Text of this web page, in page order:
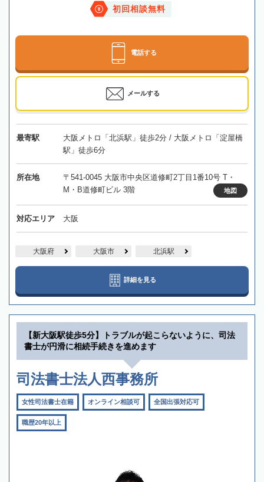
初回相談無料
電話する
メールする
最寄駅
大阪メトロ「北浜駅」徒歩2分 / 大阪メトロ「淀屋橋
駅」徒歩6分
所在地
〒541-0045 大阪市中央区道修町2丁目1番10号 T・
M・B道修町ビル 3階
地図
対応エリア 大阪
大阪府 大阪市 北浜駅
詳細を見る
【新大阪駅徒歩5分】トラブルが起こらないように、司法
書士が円滑に相続手続きを進めます
司法書士法人西事務所
女性司法書士在籍 オンライン相談可 全国出張対応可
職歴20年以上